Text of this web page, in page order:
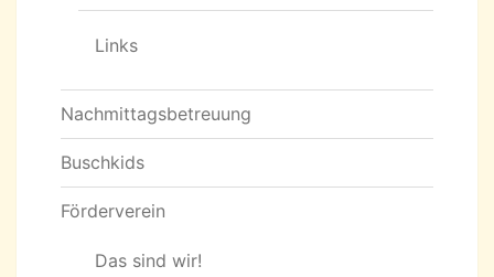
Links
Nachmittagsbetreuung
Buschkids
Förderverein
Das sind wir!